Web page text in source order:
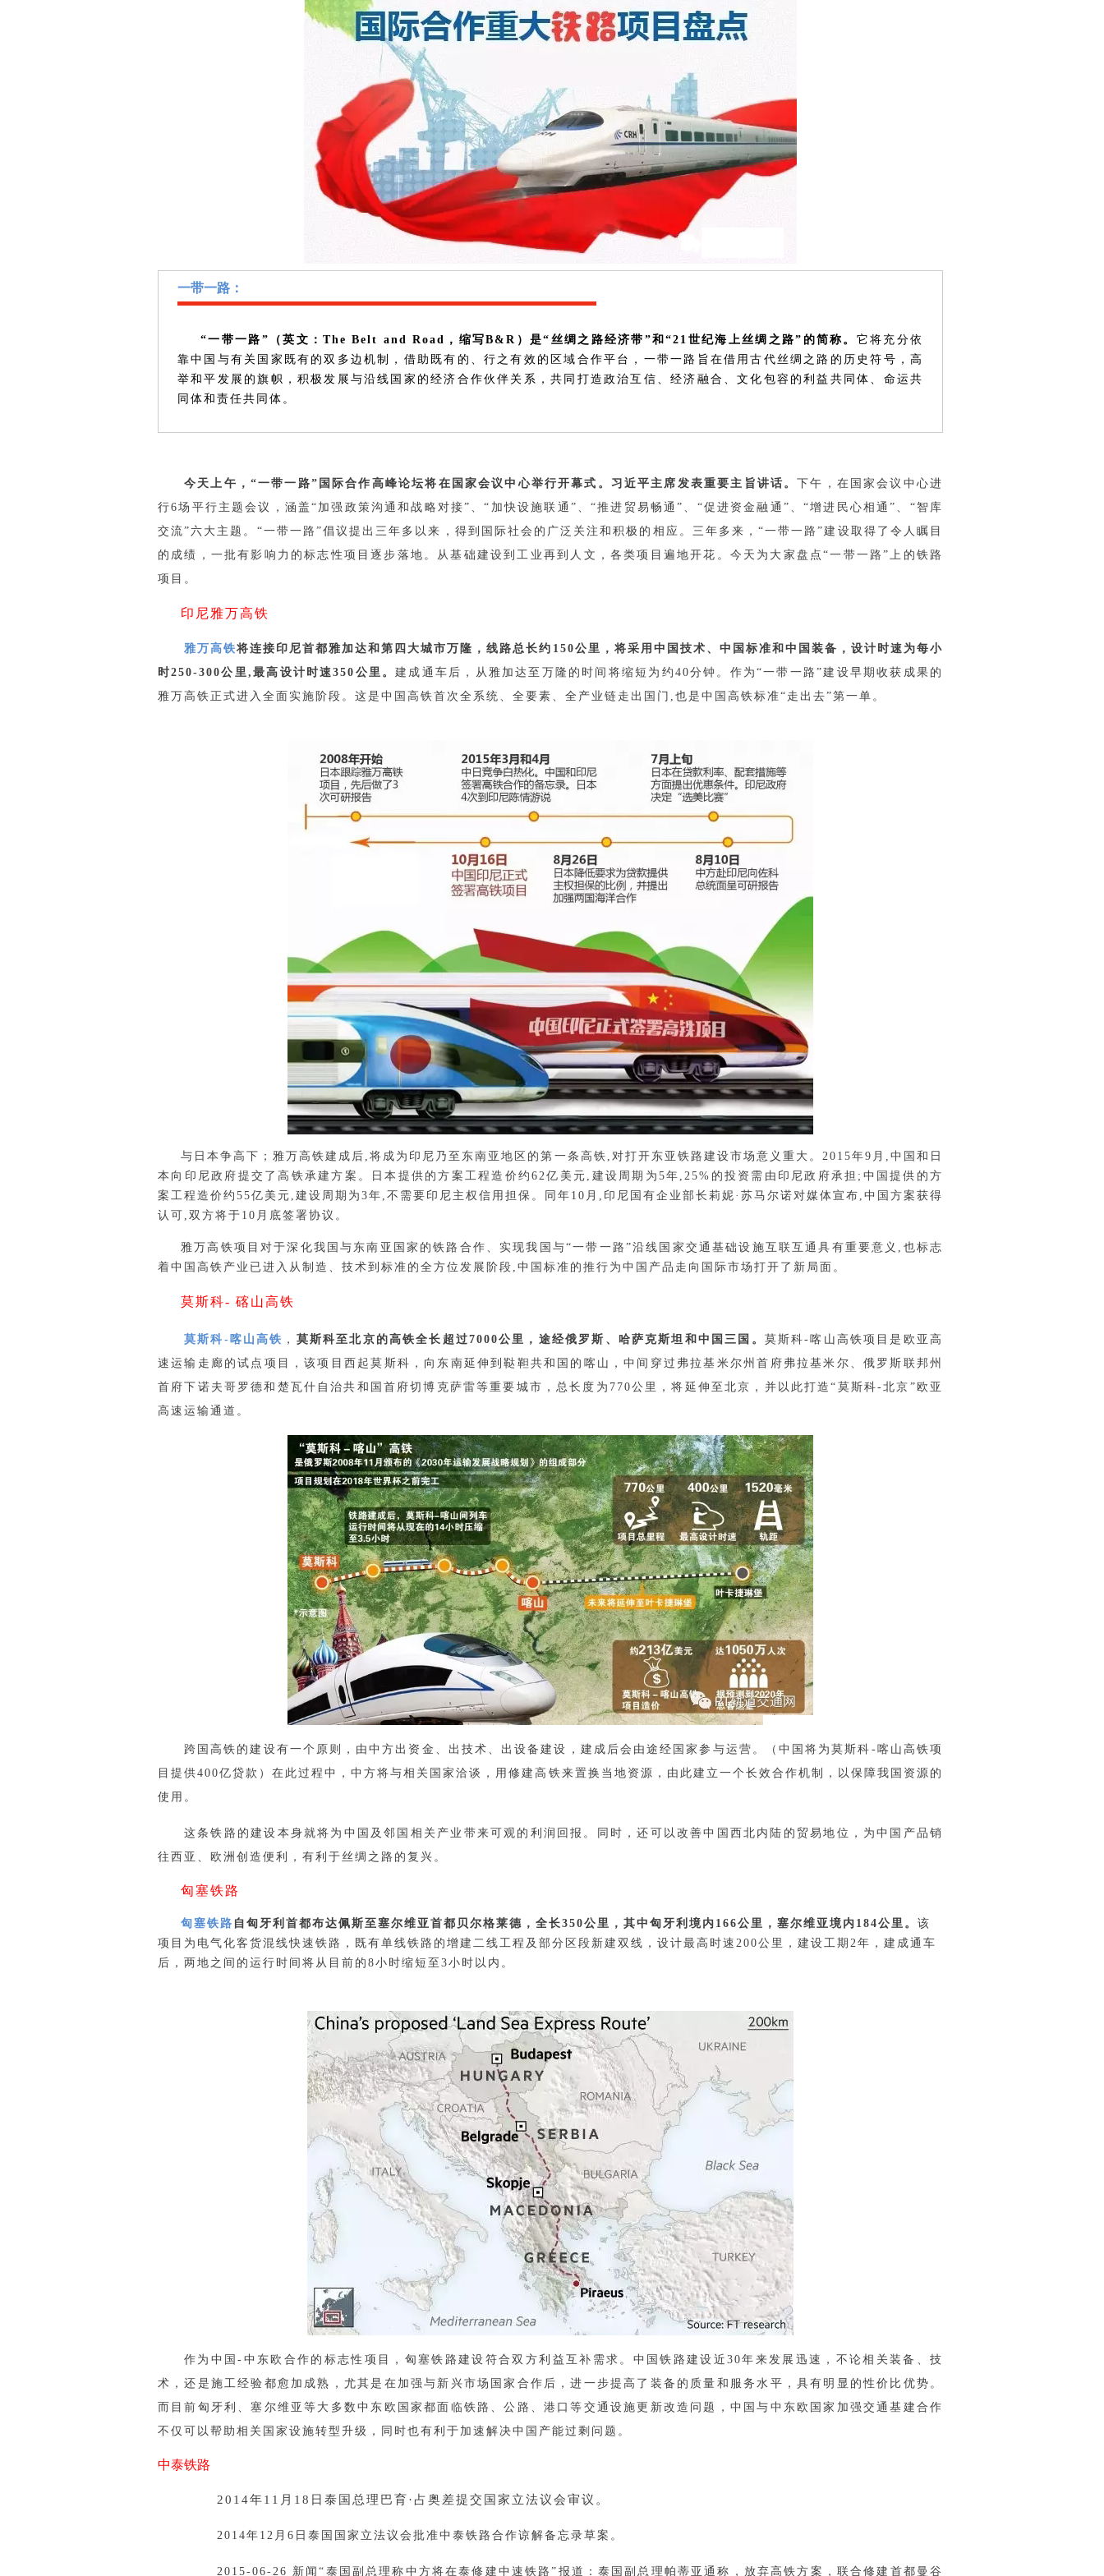
一带一路：
“一带一路” （英文：The Belt and Road，缩写B&R）是“丝绸之路经济带”和“21世纪海上丝绸之路”的简称。 它将充分依
靠中国与有关国家既有的双多边机制，借助既有的、行之有效的区域合作平台，一带一路旨在借用古代丝绸之路的历史符号，高
举和平发展的旗帜，积极发展与沿线国家的经济合作伙伴关系，共同打造政治互信、经济融合、文化包容的利益共同体、命运共
同体和责任共同体。
今天上午，“一带一路”国际合作高峰论坛将在国家会议中心举行开幕式。习近平主席发表重要主旨讲话。下午，在国家会议中心进
行6场平行主题会议，涵盖“加强政策沟通和战略对接”、“加快设施联通”、“推进贸易畅通”、“促进资金融通”、“增进民心相通”、“智库
交流”六大主题。“一带一路”倡议提出三年多以来，得到国际社会的广泛关注和积极的相应。三年多来，“一带一路”建设取得了令人瞩目
的成绩，一批有影响力的标志性项目逐步落地。从基础建设到工业再到人文，各类项目遍地开花。今天为大家盘点“一带一路”上的铁路
项目。
印尼雅万高铁
雅万高铁将连接印尼首都雅加达和第四大城市万隆，线路总长约150公里，将采用中国技术、中国标准和中国装备，设计时速为每小
时250-300公里,最高设计时速350公里。建成通车后，从雅加达至万隆的时间将缩短为约40分钟。作为“一带一路”建设早期收获成果的
雅万高铁正式进入全面实施阶段。这是中国高铁首次全系统、全要素、全产业链走出国门,也是中国高铁标准“走出去”第一单。
与日本争高下；雅万高铁建成后,将成为印尼乃至东南亚地区的第一条高铁,对打开东亚铁路建设市场意义重大。2015年9月,中国和日
本向印尼政府提交了高铁承建方案。日本提供的方案工程造价约62亿美元,建设周期为5年,25%的投资需由印尼政府承担;中国提供的方
案工程造价约55亿美元,建设周期为3年,不需要印尼主权信用担保。同年10月,印尼国有企业部长莉妮·苏马尔诺对媒体宣布,中国方案获得
认可,双方将于10月底签署协议。
雅万高铁项目对于深化我国与东南亚国家的铁路合作、实现我国与“一带一路”沿线国家交通基础设施互联互通具有重要意义,也标志
着中国高铁产业已进入从制造、技术到标准的全方位发展阶段,中国标准的推行为中国产品走向国际市场打开了新局面。
莫斯科- 碦山高铁
莫斯科-喀山高铁 ， 莫斯科至北京的高铁全长超过7000公里，途经俄罗斯、哈萨克斯坦和中国三国。 莫斯科-喀山高铁项目是欧亚高
速运输走廊的试点项目，该项目西起莫斯科，向东南延伸到鞑靼共和国的喀山，中间穿过弗拉基米尔州首府弗拉基米尔、俄罗斯联邦州
首府下诺夫哥罗德和楚瓦什自治共和国首府切博克萨雷等重要城市，总长度为770公里，将延伸至北京，并以此打造“莫斯科-北京”欧亚
高速运输通道。
跨国高铁的建设有一个原则，由中方出资金、出技术、出设备建设，建成后会由途经国家参与运营。（中国将为莫斯科-喀山高铁项
目提供400亿贷款）在此过程中，中方将与相关国家洽谈，用修建高铁来置换当地资源，由此建立一个长效合作机制，以保障我国资源的
使用。
这条铁路的建设本身就将为中国及邻国相关产业带来可观的利润回报。同时，还可以改善中国西北内陆的贸易地位，为中国产品销
往西亚、欧洲创造便利，有利于丝绸之路的复兴。
匈塞铁路
匈塞铁路 自匈牙利首都布达佩斯至塞尔维亚首都贝尔格莱德，全长350公里，其中匈牙利境内166公里，塞尔维亚境内184公里。 该
项目为电气化客货混线快速铁路，既有单线铁路的增建二线工程及部分区段新建双线，设计最高时速200公里，建设工期2年，建成通车
后，两地之间的运行时间将从目前的8小时缩短至3小时以内。
作为中国-中东欧合作的标志性项目，匈塞铁路建设符合双方利益互补需求。中国铁路建设近30年来发展迅速，不论相关装备、技
术，还是施工经验都愈加成熟，尤其是在加强与新兴市场国家合作后，进一步提高了装备的质量和服务水平，具有明显的性价比优势。
而目前匈牙利、塞尔维亚等大多数中东欧国家都面临铁路、公路、港口等交通设施更新改造问题，中国与中东欧国家加强交通基建合作
不仅可以帮助相关国家设施转型升级，同时也有利于加速解决中国产能过剩问题。
中泰铁路
2014年11月18日泰国总理巴育·占奥差提交国家立法议会审议。
2014年12月6日泰国国家立法议会批准中泰铁路合作谅解备忘录草案。
2015-06-26 新闻“泰国副总理称中方将在泰修建中速铁路”报道：泰国副总理帕蒂亚通称，放弃高铁方案，联合修建首都曼谷